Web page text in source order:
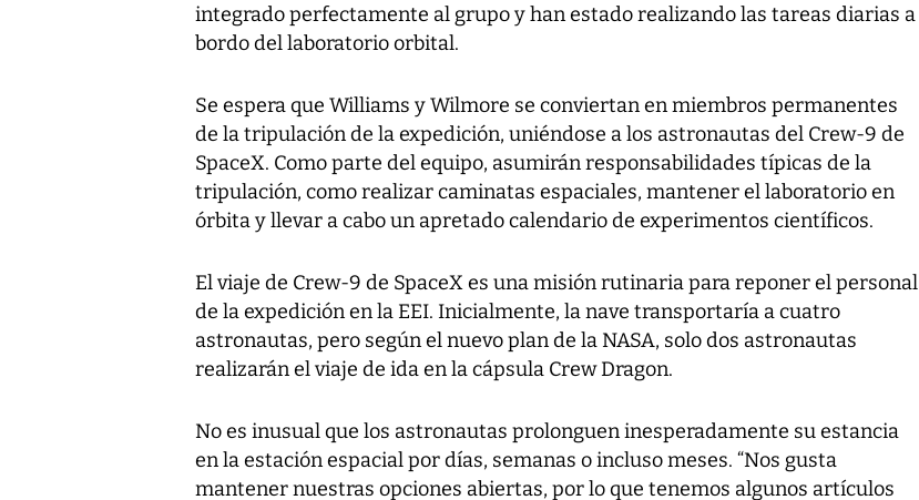
integrado perfectamente al grupo y han estado realizando las tareas diarias a
bordo del laboratorio orbital.
Se espera que Williams y Wilmore se conviertan en miembros permanentes
de la tripulación de la expedición, uniéndose a los astronautas del Crew-9 de
SpaceX. Como parte del equipo, asumirán responsabilidades típicas de la
tripulación, como realizar caminatas espaciales, mantener el laboratorio en
órbita y llevar a cabo un apretado calendario de experimentos científicos.
El viaje de Crew-9 de SpaceX es una misión rutinaria para reponer el personal
de la expedición en la EEI. Inicialmente, la nave transportaría a cuatro
astronautas, pero según el nuevo plan de la NASA, solo dos astronautas
realizarán el viaje de ida en la cápsula Crew Dragon.
No es inusual que los astronautas prolonguen inesperadamente su estancia
en la estación espacial por días, semanas o incluso meses. “Nos gusta
mantener nuestras opciones abiertas, por lo que tenemos algunos artículos